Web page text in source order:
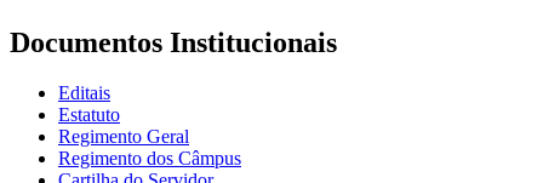
Documentos Institucionais
Editais
Estatuto
Regimento Geral
Regimento dos Câmpus